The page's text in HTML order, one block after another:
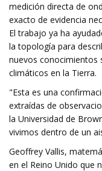
medición directa de
exacto de evidencia
El trabajo ya ha
la topología para
nuevos conocimientos
climáticos en la Tierra.
"Esta es una
extraídas de
la Universidad de
vivimos dentro de un
Geoffrey Vallis,
en el Reino Unido que